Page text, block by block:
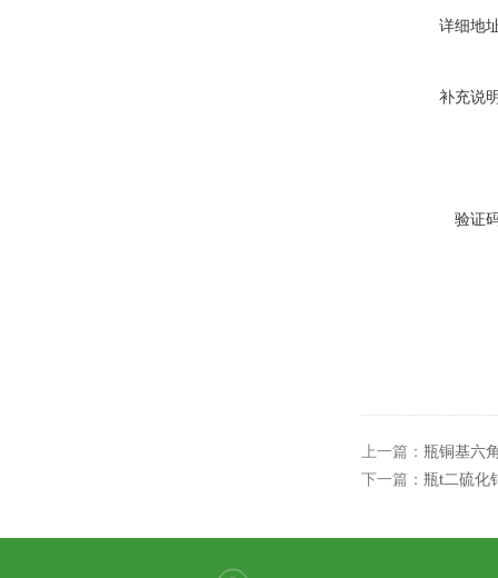
详细地
补充说
验证
上一篇： 瓶铜基六
下一篇： 瓶t二硫化